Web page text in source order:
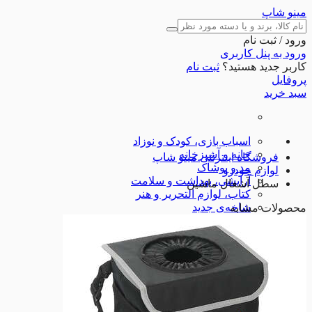
مینو شاپ
ورود / ثبت نام
ورود به پنل کاربری
کاربر جدید هستید؟ ثبت نام
پروفایل
سبد خرید
اسباب بازی، کودک و نوزاد
خانه و آشپزخانه
مد و پوشاک
آرایشی، بهداشت و سلامت
کتاب، لوازم التحریر و هنر
شاخه‌ی جدید
ورزش و اوقات فراغت
ابزارآلات
لوازم خودرو
تجهیزات ورزشی
فروشگاه اینترنتی مینو شاپ
لوازم خودرو
سطل آشغال ماشین
محصولات مشابه